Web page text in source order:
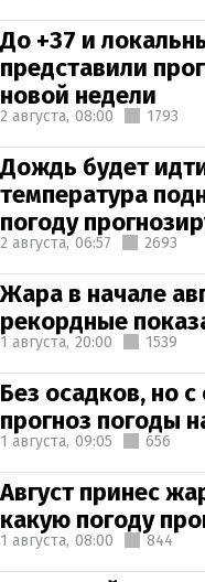
До +37 и
представили
новой недели
2 августа, 08:00 1793
Дождь будет
температура
погоду
2 августа, 06:57 2693
Жара в начале
рекордные
1 августа, 20:00 1539
Без осадков, но
прогноз погоды
1 августа, 09:05 656
Август принес
какую погоду
1 августа, 08:00 844